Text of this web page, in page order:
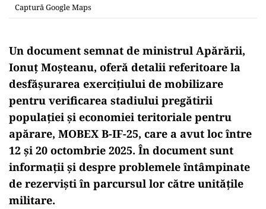
Captură Google Maps
Un document semnat de ministrul Apărării,
Ionuț Moșteanu, oferă detalii referitoare la
desfășurarea exercițiului de mobilizare
pentru verificarea stadiului pregătirii
populației și economiei teritoriale pentru
apărare, MOBEX B-IF-25, care a avut loc între
12 și 20 octombrie 2025. În document sunt
informații și despre problemele întâmpinate
de rezerviști în parcursul lor către unitățile
militare.